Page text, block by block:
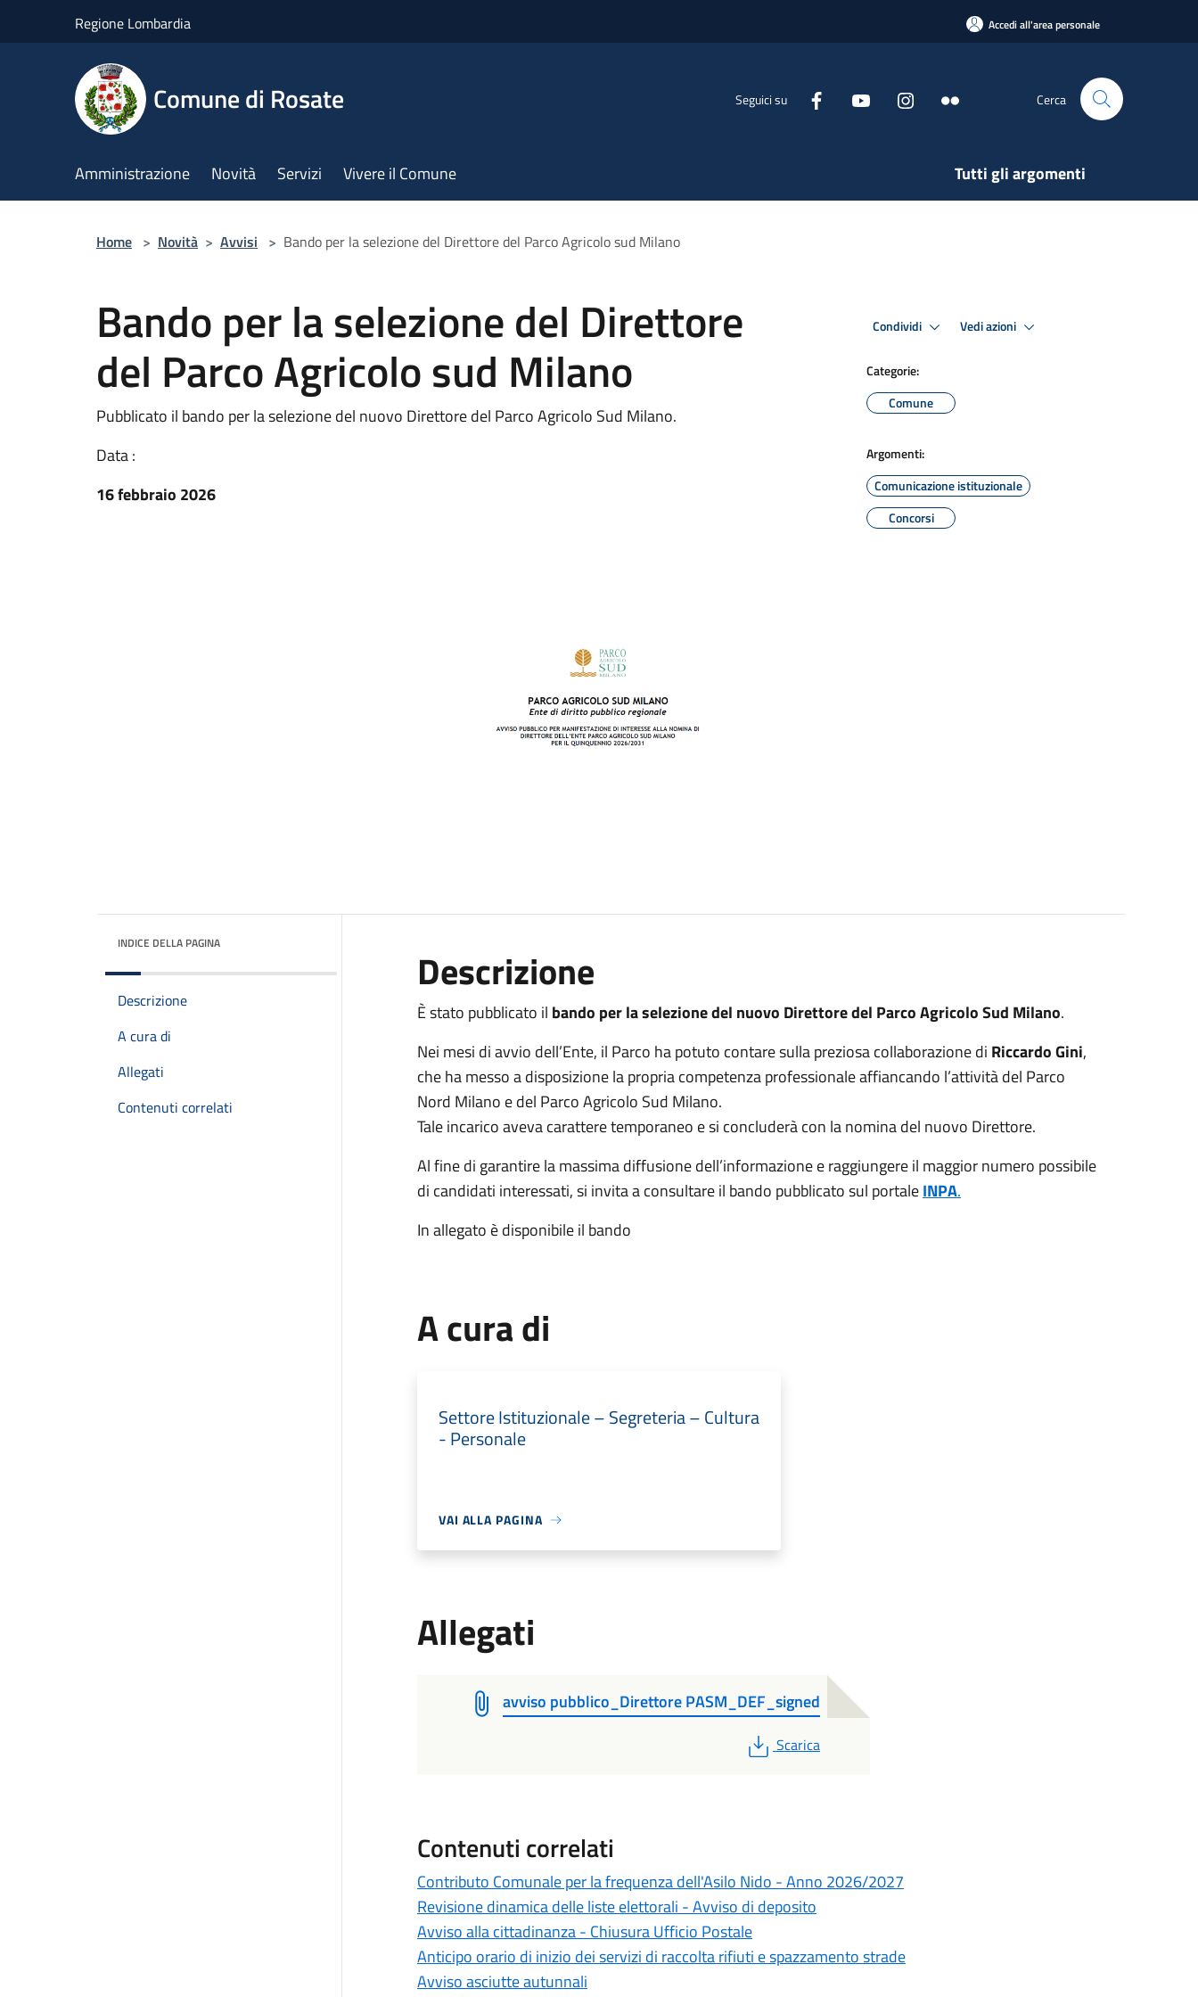
Regione Lombardia Accedi all'area personale
Comune di Rosate Seguici su Cerca
Amministrazione Novità Servizi Vivere il Comune Tutti gli argomenti
Home > Novità > Avvisi > Bando per la selezione del Direttore del Parco Agricolo sud Milano
Bando per la selezione del Direttore
del Parco Agricolo sud Milano
Pubblicato il bando per la selezione del nuovo Direttore del Parco Agricolo Sud Milano.
Data :
16 febbraio 2026
Condividi Vedi azioni
Categorie:
Comune
Argomenti:
Comunicazione istituzionale
Concorsi
INDICE DELLA PAGINA
Descrizione
A cura di
Allegati
Contenuti correlati
Descrizione
È stato pubblicato il bando per la selezione del nuovo Direttore del Parco Agricolo Sud Milano.
Nei mesi di avvio dell’Ente, il Parco ha potuto contare sulla preziosa collaborazione di Riccardo Gini,
che ha messo a disposizione la propria competenza professionale affiancando l’attività del Parco
Nord Milano e del Parco Agricolo Sud Milano.
Tale incarico aveva carattere temporaneo e si concluderà con la nomina del nuovo Direttore.
Al fine di garantire la massima diffusione dell’informazione e raggiungere il maggior numero possibile
di candidati interessati, si invita a consultare il bando pubblicato sul portaleINPA.
In allegato è disponibile il bando
A cura di
Settore Istituzionale – Segreteria – Cultura
- Personale
VAI ALLA PAGINA
Allegati
avviso pubblico_Direttore PASM_DEF_signed
PDF
Scarica
Contenuti correlati
Contributo Comunale per la frequenza dell'Asilo Nido - Anno 2026/2027
Revisione dinamica delle liste elettorali - Avviso di deposito
Avviso alla cittadinanza - Chiusura Ufficio Postale
Anticipo orario di inizio dei servizi di raccolta rifiuti e spazzamento strade
Avviso asciutte autunnali